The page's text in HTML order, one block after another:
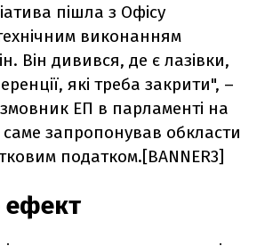
пішла з Офісу
виконанням
Він дивився, де є лазівки,
які треба закрити", –
ЕП в парламенті на
запропонував обкласти
податком.[BANNER3]
ефект